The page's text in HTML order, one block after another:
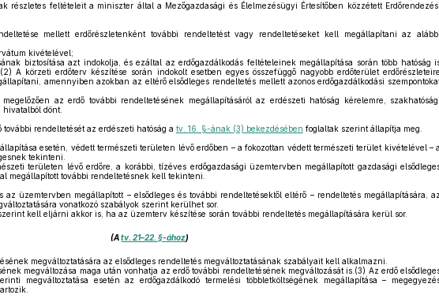
részletes feltételeit a miniszter által a Mezőgazdasági és Élelmezésügyi Értesítőben közzétett Erdőrendezési
mellett erdőrészletenként további rendeltetést vagy rendeltetéseket kell megállapítani az alábbi
kivételével;
biztosítása azt indokolja, és ezáltal az erdőgazdálkodás feltételeinek megállapítása során több hatóság
A körzeti erdőterv készítése során indokolt esetben egyes összefüggő nagyobb erdőterület erdőrészleteire
amennyiben azokban az eltérő elsődleges rendeltetés mellett azonos erdőgazdálkodási
az erdő további rendeltetésének megállapításáról az erdészeti hatóság kérelemre, szakhatósági
dönt.
rendeltetését az erdészeti hatóság a tv. 16. §-ának (3) bekezdésében foglaltak szerint állapítja meg.
esetén, védett természeti területen lévő erdőben – a fokozottan védett természeti terület kivételével – a
tekinteni.
területen lévő erdőre, a korábbi, tízéves erdőgazdasági üzemtervben megállapított gazdasági
megállapított további rendeltetésnek kell tekinteni.
az üzemtervben megállapított – elsődleges és további rendeltetésektől eltérő – rendeltetés megállapítására, az
vonatkozó szabályok szerint kerülhet sor.
kell eljárni akkor is, ha az üzemterv készítése során további rendeltetés megállapítására kerül sor.
(Atv. 21–22. §-ához)
megváltoztatására az elsődleges rendeltetés megváltoztatásának szabályait kell alkalmazni.
megváltozása maga után vonhatja az erdő további rendeltetésének megváltozását is.(3) Az erdő
megváltoztatása esetén az erdőgazdálkodó termelési többletköltségének megállapítása –